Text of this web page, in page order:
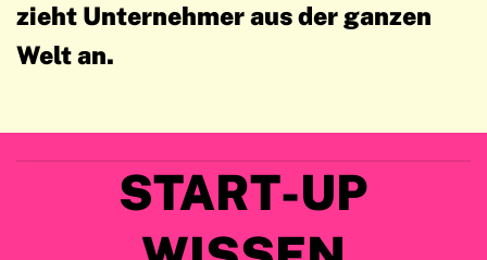
zieht Unternehmer aus der ganzen
Welt an.
START-UP